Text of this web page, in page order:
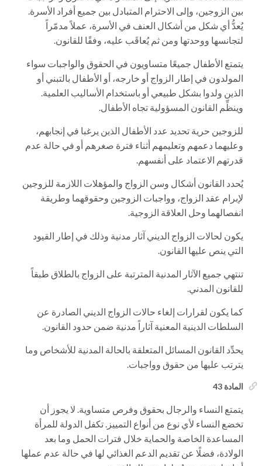
بين الزوجين، وإلى الاحترام المتبادل بين جميع أفراد الأسرة.
يُعدُّ أي شكل من أشكال العنف في الأسرة، عملاً مدمّراً
لتجانسها ووحدتها ومن ثم يُعاقَب عليه، وفقًا للقانون.
يتمتع الأطفال جميعًا متساويون في الحقوق والواجبات سواء
المولدون في إطار الزواج أو خارجه، أو الأطفال بالتبني أو
الذين ولدوا بشكل طبيعي أو باستخدام الأساليب العلمية.
وينظِّم القانون المسؤولية تجاه الأطفال.
للزوجين حرية تحديد عدد الأطفال الذين يرغبا في إنجابهم،
وعليهما دعمهم وتعليمهم أثناء فترة صغرهم أو في حالة عدم
قدرتهم الاعتماد على أنفسهم.
يُحدد القانون أشكال وسن الزواج والمؤهلات اللازمة للزوجين
لإبرام عقد الزواج، وواجبات الزوجين وحقوقهما وطريقة
انفصالهما وحل العلاقة الزوجية.
يكون لحالات الزواج الديني آثار مدنية وذلك في إطار القيود
التي ينص عليها القانون.
تنتهي جميع الآثار المدنية المترتبة على الزواج بالطلاق طبقاً
للقانون المدني.
كما يكون لقرارات إلغاء حالات الزواج الديني الصادرة عن
السلطات الدينية المعنية آثاراً مدنية ضمن حدود القانون.
يحدِّد القانون المسائل المتعلقة بالحالة المدنية للأشخاص وما
يترتب عليها من حقوق وواجبات.
المادة 43
يتمتع النساء والرجال بحقوق وفرص متساوية. لا يجوز أن
تخضع النساء لأي نوع من أنواع التمييز. تكفل الدولة للمرأة
المساعدة الخاصة والحماية خلال فترات الحمل وما بعد
الولادة، فضلًا عن تقديم الدعم الغذائي لها في حالة عدم عملها